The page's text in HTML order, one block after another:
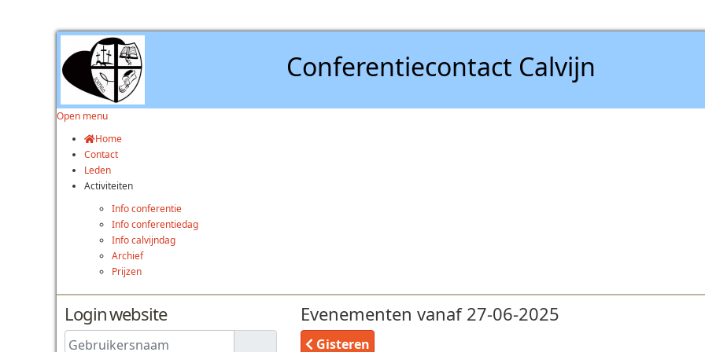
Conferentiecontact Calvijn
Open menu
Home
Contact
Leden
Activiteiten
Info conferentie
Info conferentiedag
Info calvijndag
Archief
Prijzen
Login website
Gebruikersnaam
Evenementen vanaf 27-06-2025
Gisteren